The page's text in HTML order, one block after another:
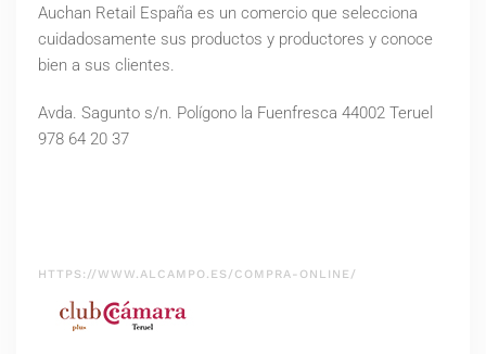
Auchan Retail España es un comercio que selecciona
cuidadosamente sus productos y productores y conoce
bien a sus clientes.
Avda. Sagunto s/n. Polígono la Fuenfresca 44002 Teruel
978 64 20 37
HTTPS://WWW.ALCAMPO.ES/COMPRA-ONLINE/